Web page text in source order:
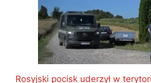
Rosyjski pocisk uderzył w